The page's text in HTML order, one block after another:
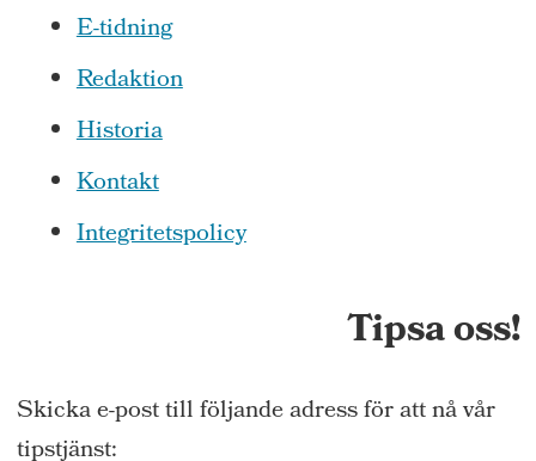
E-tidning
Redaktion
Historia
Kontakt
Integritetspolicy
Tipsa oss!
Skicka e-post till följande adress för att nå vår
tipstjänst: